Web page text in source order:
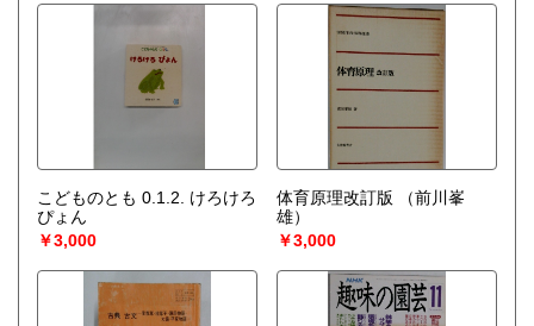
こどものとも 0.1.2. けろけろ
ぴょん
￥3,000
体育原理改訂版
（前川峯
雄）
￥3,000